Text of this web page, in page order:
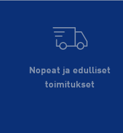
Nopeat ja edulliset
toimitukset